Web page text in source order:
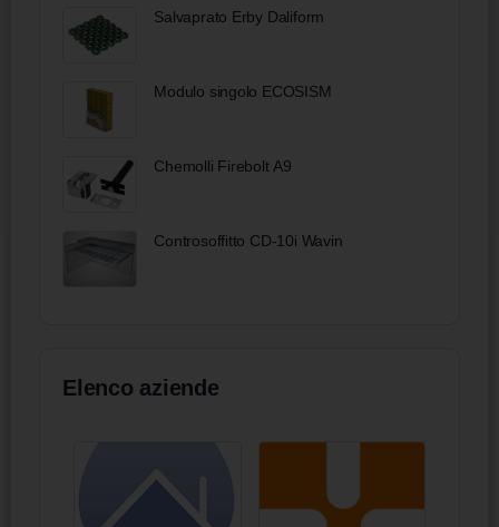
Salvaprato Erby Daliform
Modulo singolo ECOSISM
Chemolli Firebolt A9
Controsoffitto CD-10i Wavin
Elenco aziende